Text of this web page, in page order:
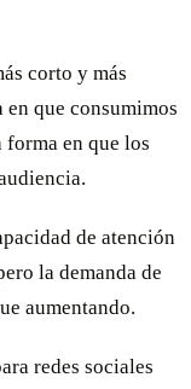
corto y más
que consumimos
en que los
de atención
la demanda de
aumentando.
redes sociales